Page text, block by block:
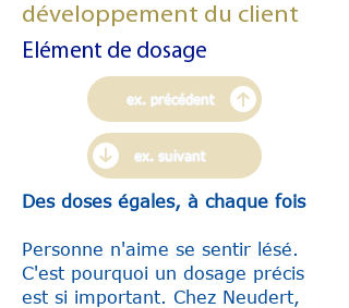
développement du client
Elément de dosage
ex. précédent
ex. suivant
Des doses égales, à chaque fois
Personne n'aime se sentir lésé.
C'est pourquoi un dosage précis
est si important. Chez Neudert,